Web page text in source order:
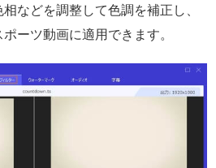
などを調整して色調を補正し、
ーツ動画に適用できます。